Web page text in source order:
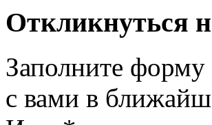
Откликнуться
Заполните
с вами в